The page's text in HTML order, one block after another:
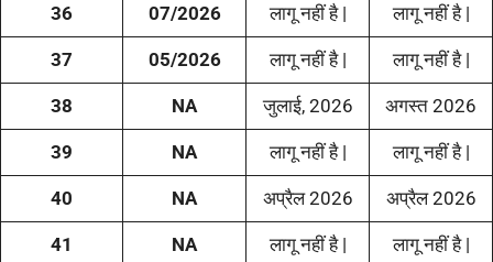
36 07/2026 लागू नहीं है | लागू नहीं है |
37 05/2026 लागू नहीं है | लागू नहीं है |
38 NA जुलाई, 2026 अगस्त 2026
39 NA लागू नहीं है | लागू नहीं है |
40 NA अप्रैल 2026 अप्रैल 2026
41 NA लागू नहीं है | लागू नहीं है |